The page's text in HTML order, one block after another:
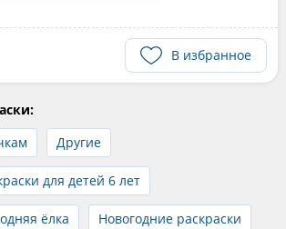
В избранное
Другие
для детей 6 лет
ёлка Новогодние раскраски